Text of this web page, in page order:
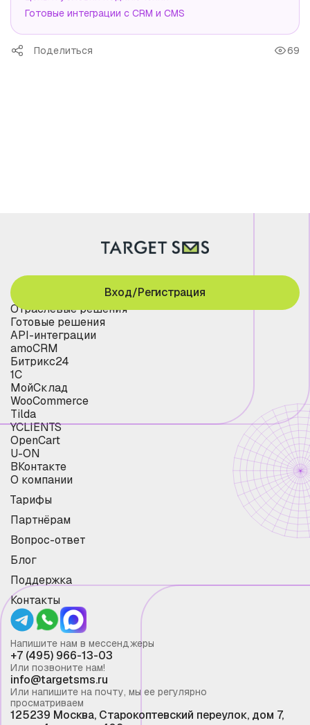
Готовые интеграции с CRM и CMS
Поделиться 69
Отраслевые решения
Готовые решения
API-интеграции
amoCRM
Битрикс24
1С
МойСклад
WooCommerce
Tilda
YCLIENTS
OpenCart
U-ON
ВКонтакте
О компании
Тарифы
Партнёрам
Вопрос-ответ
Блог
Поддержка
Контакты
Вход/Регистрация
Напишите нам в мессенджеры
+7 (495) 966-13-03
Или позвоните нам!
info@targetsms.ru
Или напишите на почту, мы ее регулярно
просматриваем
125239 Москва, Старокоптевский переулок, дом 7,